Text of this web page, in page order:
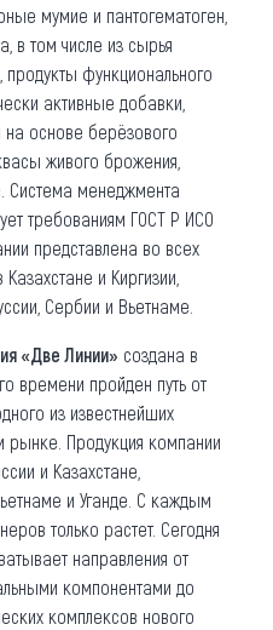
мумие и пантогематоген,
в том числе из сырья
продукты функционального
активные добавки,
на основе берёзового
живого брожения,
Система менеджмента
требованиям ГОСТ Р ИСО
представлена во всех
и Киргизии,
Сербии и Вьетнаме.
«Две Линии» создана в
времени пройден путь от
из известнейших
рынке. Продукция компании
и Казахстане,
и Уганде. С каждым
только растет. Сегодня
направления от
компонентами до
комплексов нового